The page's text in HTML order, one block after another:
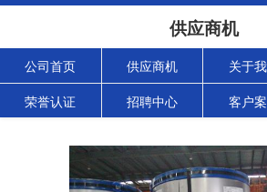
供应商机
公司首页 供应商机 关于
荣誉认证 招聘中心 客户